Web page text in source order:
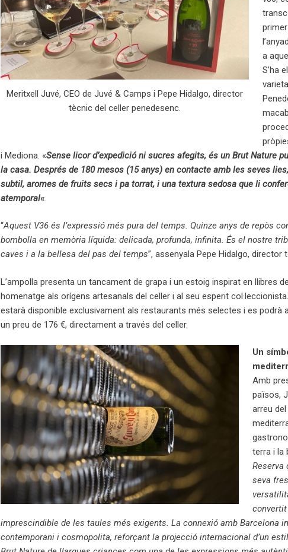
Meritxell Juvé, CEO de Juvé & Camps i Pepe Hidalgo, director
tècnic del celler penedesenc.
a
S’ha
i Mediona. «Sense licor d’expedició ni sucres afegits, és un Brut Nature
la casa. Després de 180 mesos (15 anys) en contacte amb les seves
subtil, aromes de fruits secs i pa torrat, i una textura sedosa que li
atemporal«.
“Aquest V36 és l’expressió més pura del temps. Quinze anys de repòs
bombolla en memòria líquida: delicada, profunda, infinita. És el nostre
caves i a la bellesa del pas del temps”, assenyala Pepe Hidalgo, director
L’ampolla presenta un tancament de grapa i un estoig inspirat en llibres
homenatge als orígens artesanals del celler i al seu esperit
estarà disponible exclusivament als restaurants més selectes i es podrà
un preu de 176 €, directament a través del celler.
Un
Amb
països,
arreu
terra i la
Reserva
seva
imprescindible de les taules més exigents. La connexió amb Barcelona
contemporani i cosmopolita, reforçant la projecció internacional d’un